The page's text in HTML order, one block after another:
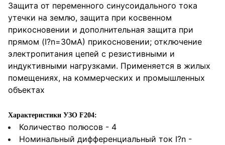
Защита от переменного синусоидального тока
утечки на землю, защита при косвенном
прикосновении и дополнительная защита при
прямом (I?n=30мА) прикосновении; отключение
электропитания цепей с резистивными и
индуктивными нагрузками. Применяется в жилых
помещениях, на коммерческих и промышленных
объектах
Характеристики УЗО F204:
Количество полюсов - 4
Номинальный дифференциальный ток I?n -